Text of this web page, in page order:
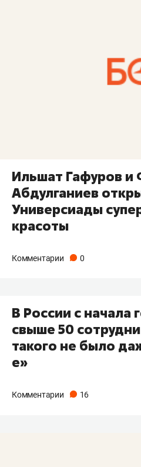
Ильшат Гафуров и
Абдулганиев
Универсиады
красоты
Комментарии 0
В России с начала
свыше 50
такого не было
е»
Комментарии 16